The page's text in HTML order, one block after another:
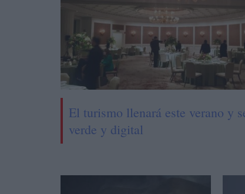
El turismo llenará este verano y
verde y digital